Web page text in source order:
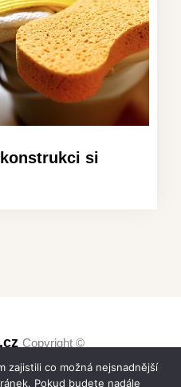
si
Copyright ©
zajistili co možná nejsnadnější
Pokud budete nadále